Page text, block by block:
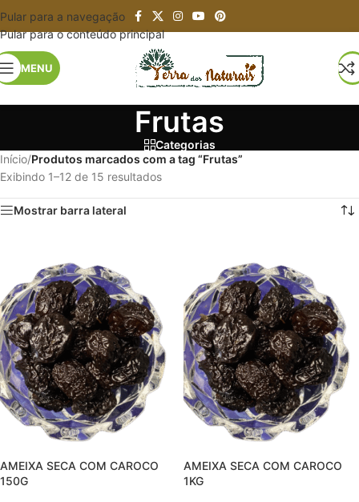
Pular para a navegação
Pular para o conteúdo principal
MENU
Frutas
Categorias
Início/Produtos marcados com a tag “Frutas”
Exibindo 1–12 de 15 resultados
Mostrar barra lateral
AMEIXA SECA COM CAROCO
150G
AMEIXA SECA COM CAROCO
1KG